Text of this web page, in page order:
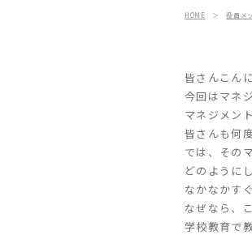
HOME ＞役員メ
皆さんこん
今回はマネ
マネジメン
皆さんも何
では、その
どのように
なかなかす
なぜなら、
学校教育で